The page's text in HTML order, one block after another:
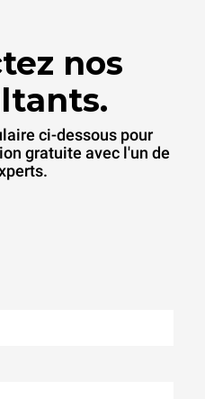
nos
ci-dessous pour
gratuite avec l'un de